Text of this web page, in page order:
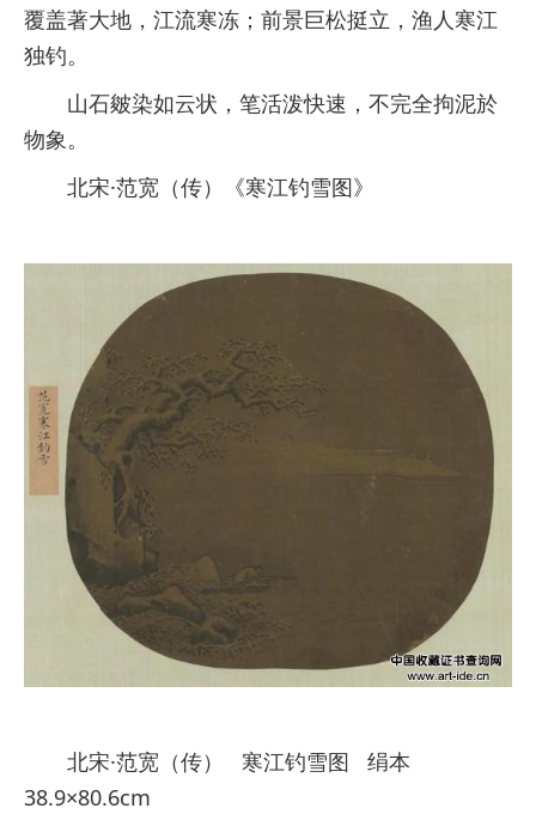
覆盖著大地，江流寒冻；前景巨松挺立，渔人寒江
独钓。
山石皴染如云状，笔活泼快速，不完全拘泥於
物象。
北宋·范宽（传）《寒江钓雪图》
北宋·范宽（传） 寒江钓雪图 绢本
38.9×80.6cm